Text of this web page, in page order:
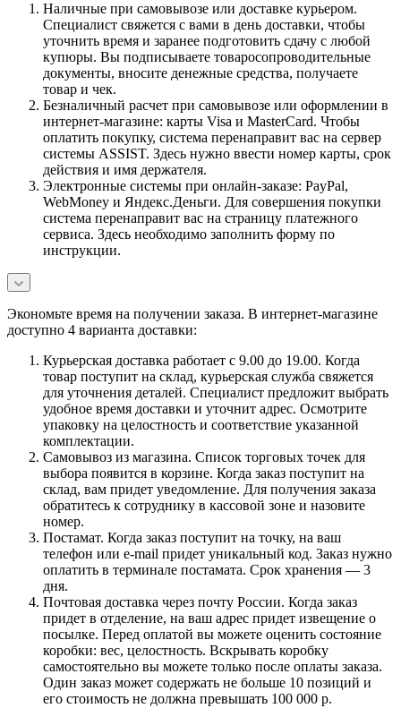
Наличные при самовывозе или доставке курьером.
Специалист свяжется с вами в день доставки, чтобы
уточнить время и заранее подготовить сдачу с любой
купюры. Вы подписываете товаросопроводительные
документы, вносите денежные средства, получаете
товар и чек.
Безналичный расчет при самовывозе или оформлении в
интернет-магазине: карты Visa и MasterCard. Чтобы
оплатить покупку, система перенаправит вас на сервер
системы ASSIST. Здесь нужно ввести номер карты, срок
действия и имя держателя.
Электронные системы при онлайн-заказе: PayPal,
WebMoney и Яндекс.Деньги. Для совершения покупки
система перенаправит вас на страницу платежного
сервиса. Здесь необходимо заполнить форму по
инструкции.
Экономьте время на получении заказа. В интернет-магазине
доступно 4 варианта доставки:
Курьерская доставка работает с 9.00 до 19.00. Когда
товар поступит на склад, курьерская служба свяжется
для уточнения деталей. Специалист предложит выбрать
удобное время доставки и уточнит адрес. Осмотрите
упаковку на целостность и соответствие указанной
комплектации.
Самовывоз из магазина. Список торговых точек для
выбора появится в корзине. Когда заказ поступит на
склад, вам придет уведомление. Для получения заказа
обратитесь к сотруднику в кассовой зоне и назовите
номер.
Постамат. Когда заказ поступит на точку, на ваш
телефон или e-mail придет уникальный код. Заказ нужно
оплатить в терминале постамата. Срок хранения — 3
дня.
Почтовая доставка через почту России. Когда заказ
придет в отделение, на ваш адрес придет извещение о
посылке. Перед оплатой вы можете оценить состояние
коробки: вес, целостность. Вскрывать коробку
самостоятельно вы можете только после оплаты заказа.
Один заказ может содержать не больше 10 позиций и
его стоимость не должна превышать 100 000 р.